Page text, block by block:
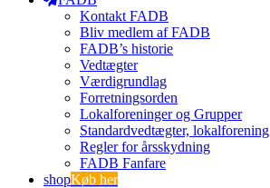
Kontakt FADB
Bliv medlem af FADB
FADB’s historie
Vedtægter
Værdigrundlag
Forretningsorden
Lokalforeninger og Grupper
Standardvedtægter, lokalforening
Regler for årsskydning
FADB Fanfare
shopKøb her